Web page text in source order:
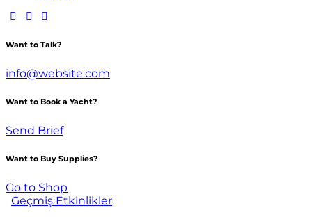
Want to Talk?
info@website.com
Want to Book a Yacht?
Send Brief
Want to Buy Supplies?
Go to Shop
Geçmiş Etkinlikler